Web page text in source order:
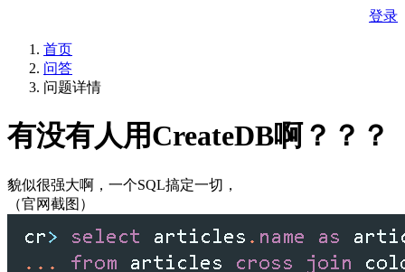
登录
首页
问答
问题详情
有没有人用CreateDB啊？？？
貌似很强大啊，一个SQL搞定一切，
（官网截图）